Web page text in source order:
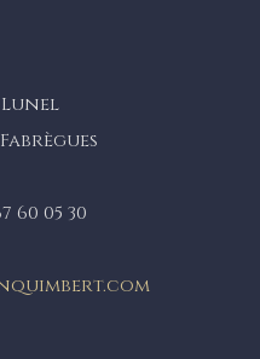
Lunel
60 05 30